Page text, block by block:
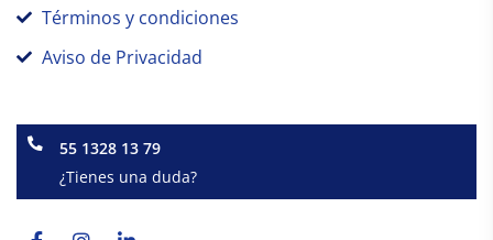
Términos y condiciones
Aviso de Privacidad
55 1328 13 79
¿Tienes una duda?
f